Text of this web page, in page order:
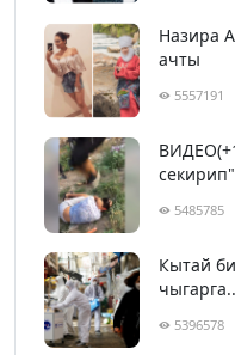
Назира
ачты
5557191
5485785
Кытай
5396578